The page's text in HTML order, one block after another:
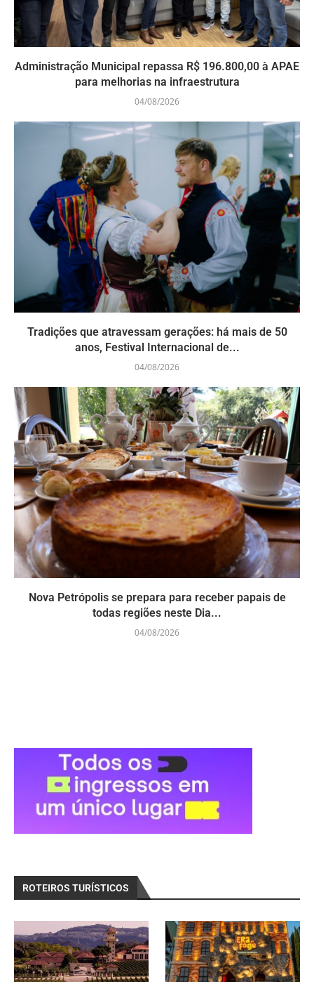
Administração Municipal repassa R$ 196.800,00 à APAE
para melhorias na infraestrutura
04/08/2026
Tradições que atravessam gerações: há mais de 50
anos, Festival Internacional de...
04/08/2026
Nova Petrópolis se prepara para receber papais de
todas regiões neste Dia...
04/08/2026
ROTEIROS TURÍSTICOS